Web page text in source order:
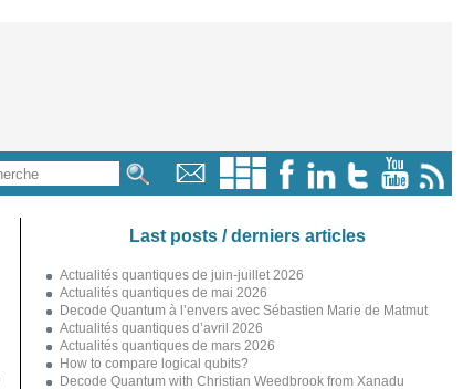
Last posts / derniers articles
Actualités quantiques de juin-juillet 2026
Actualités quantiques de mai 2026
Decode Quantum à l’envers avec Sébastien Marie de Matmut
Actualités quantiques d’avril 2026
Actualités quantiques de mars 2026
How to compare logical qubits?
Decode Quantum with Christian Weedbrook from Xanadu